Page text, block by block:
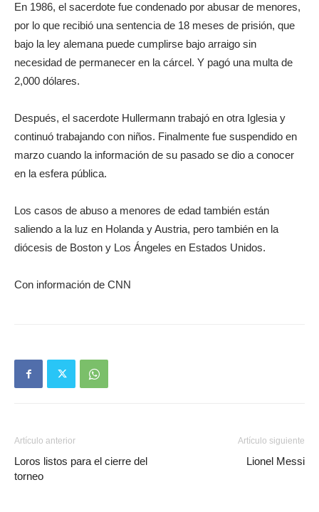
En 1986, el sacerdote fue condenado por abusar de menores,
por lo que recibió una sentencia de 18 meses de prisión, que
bajo la ley alemana puede cumplirse bajo arraigo sin
necesidad de permanecer en la cárcel. Y pagó una multa de
2,000 dólares.
Después, el sacerdote Hullermann trabajó en otra Iglesia y
continuó trabajando con niños. Finalmente fue suspendido en
marzo cuando la información de su pasado se dio a conocer
en la esfera pública.
Los casos de abuso a menores de edad también están
saliendo a la luz en Holanda y Austria, pero también en la
diócesis de Boston y Los Ángeles en Estados Unidos.
Con información de CNN
Artículo anterior
Loros listos para el cierre del
torneo
Artículo siguiente
Lionel Messi